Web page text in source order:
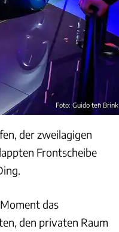
Foto: Guido ten Brink
der zweilagigen
Frontscheibe
das
den privaten Raum